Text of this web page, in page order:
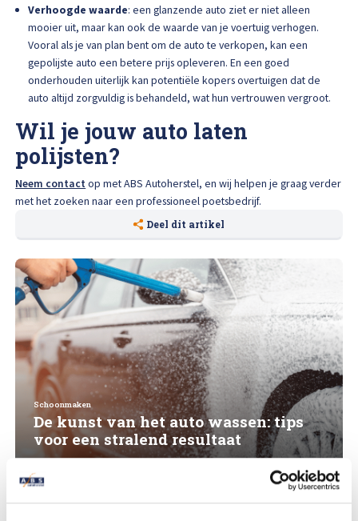
Verhoogde waarde: een glanzende auto ziet er niet alleen
mooier uit, maar kan ook de waarde van je voertuig verhogen.
Vooral als je van plan bent om de auto te verkopen, kan een
gepolijste auto een betere prijs opleveren. En een goed
onderhouden uiterlijk kan potentiële kopers overtuigen dat de
auto altijd zorgvuldig is behandeld, wat hun vertrouwen vergroot.
Wil je jouw auto laten
polijsten?
Neem contact op met ABS Autoherstel, en wij helpen je graag verder
met het zoeken naar een professioneel poetsbedrijf.
Deel dit artikel
Schoonmaken
De kunst van het auto wassen: tips
voor een stralend resultaat